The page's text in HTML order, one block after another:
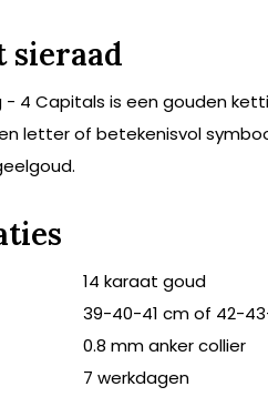
sieraad
4 Capitals is een gouden
letter of betekenisvol
14 karaat goud
39-40-41 cm of 42-
0.8 mm anker collier
7 werkdagen